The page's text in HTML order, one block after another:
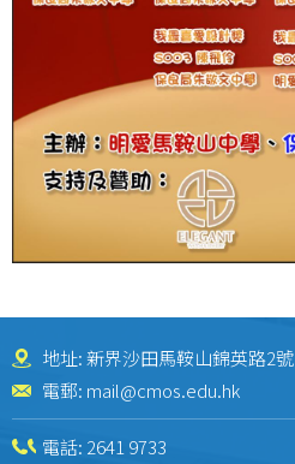
地址: 新界沙田馬鞍山錦英路2號
電郵: mail@cmos.edu.hk
電話: 2641 9733